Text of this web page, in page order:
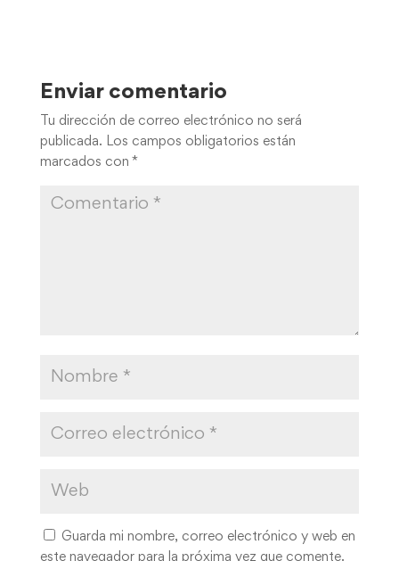
Enviar comentario
Tu dirección de correo electrónico no será
publicada. Los campos obligatorios están
marcados con *
Guarda mi nombre, correo electrónico y web en
este navegador para la próxima vez que comente.